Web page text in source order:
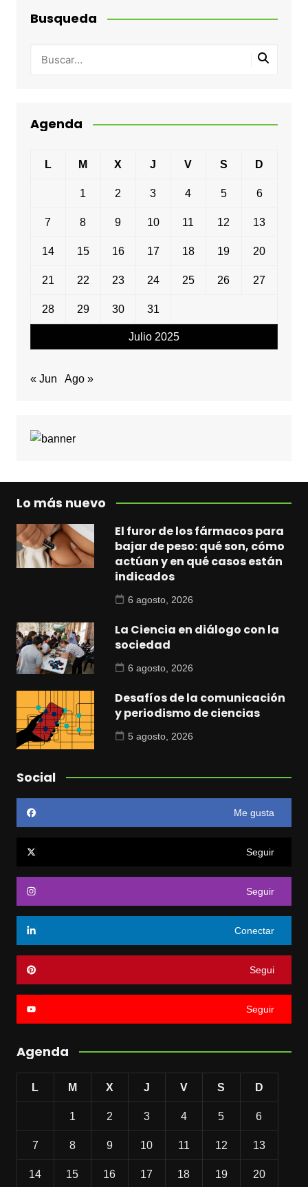
Busqueda
Agenda
Julio 2025
L M X J V S D
1 2 3 4 5 6
7 8 9 10 11 12 13
14 15 16 17 18 19 20
21 22 23 24 25 26 27
28 29 30 31
« Jun Ago »
Lo más nuevo
El furor de los fármacos para
bajar de peso: qué son, cómo
actúan y en qué casos están
indicados
6 agosto, 2026
La Ciencia en diálogo con la
sociedad
6 agosto, 2026
Desafíos de la comunicación
y periodismo de ciencias
5 agosto, 2026
Social
Me gusta
Seguir
Seguir
Conectar
Segui
Seguir
Agenda
L M X J V S D
1 2 3 4 5 6
7 8 9 10 11 12 13
14 15 16 17 18 19 20